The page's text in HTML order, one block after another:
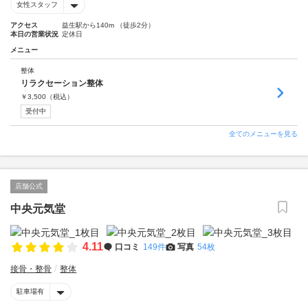
女性スタッフ
アクセス
益生駅から140m （徒歩2分）
本日の営業状況 定休日
メニュー
整体
リラクセーション整体
￥3,500 （税込）
受付中
全てのメニューを見る
店舗公式
中央元気堂
4.11 口コミ 149件 写真 54枚
接骨・整骨 整体
駐車場有